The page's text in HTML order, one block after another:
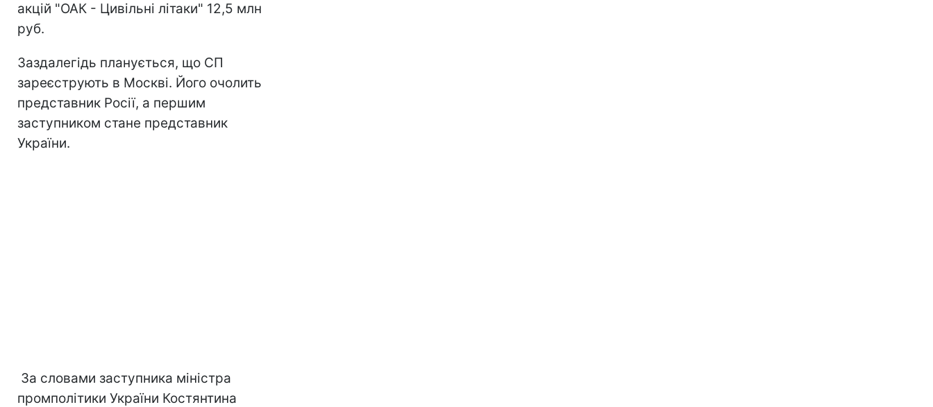
акцій "ОАК - Цивільні літаки" 12,5 млн
руб.
Заздалегідь планується, що СП
зареєструють в Москві. Його очолить
представник Росії, а першим
заступником стане представник
України.
За словами заступника міністра
промполітики України Костянтина